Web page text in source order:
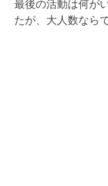
最後の活動は何が
たが、大人数なら